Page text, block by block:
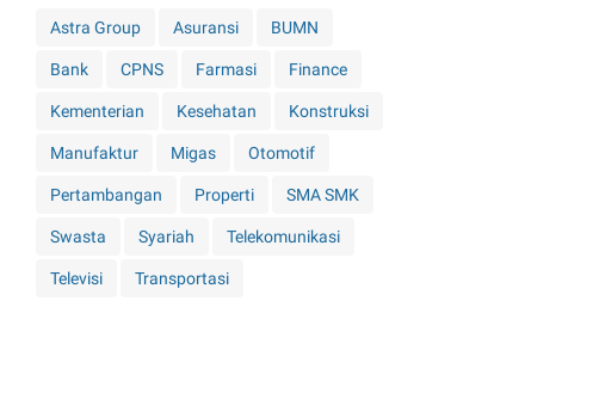
Astra Group Asuransi BUMN
Bank CPNS Farmasi Finance
Kementerian Kesehatan Konstruksi
Manufaktur Migas Otomotif
Pertambangan Properti SMA SMK
Swasta Syariah Telekomunikasi
Televisi Transportasi